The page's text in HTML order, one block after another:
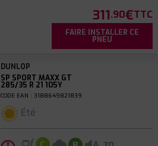
311.90€TTC
FAIRE INSTALLER CE
PNEU
DUNLOP
SP SPORT MAXX GT
285/35 R 21 105Y
CODE EAN : 3188649821839
Été